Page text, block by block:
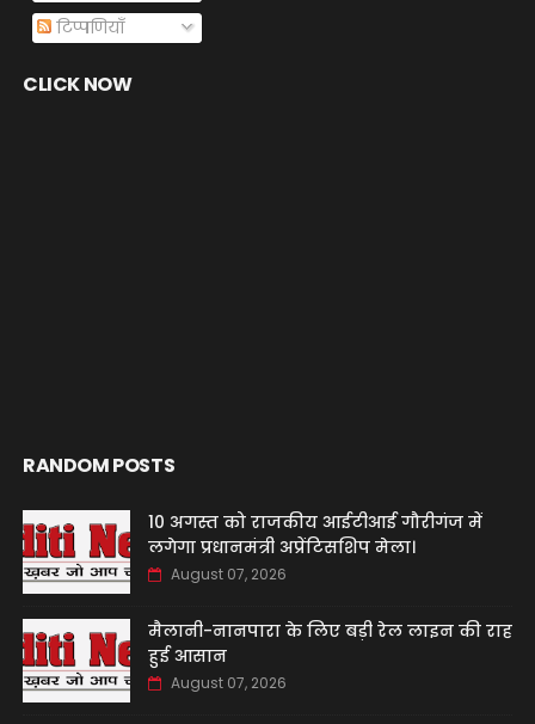
टिप्पणियाँ
CLICK NOW
RANDOM POSTS
10 अगस्त को राजकीय आईटीआई गौरीगंज में
लगेगा प्रधानमंत्री अप्रेंटिसशिप मेला।
August 07, 2026
मैलानी-नानपारा के लिए बड़ी रेल लाइन की राह
हुई आसान
August 07, 2026